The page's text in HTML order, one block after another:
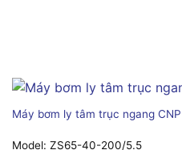
Máy bơm ly tâm trục ngang
Model: ZS65-40-200/5.5